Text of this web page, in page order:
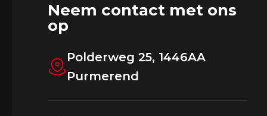
Neem contact met ons
op
Polderweg 25, 1446AA
Purmerend